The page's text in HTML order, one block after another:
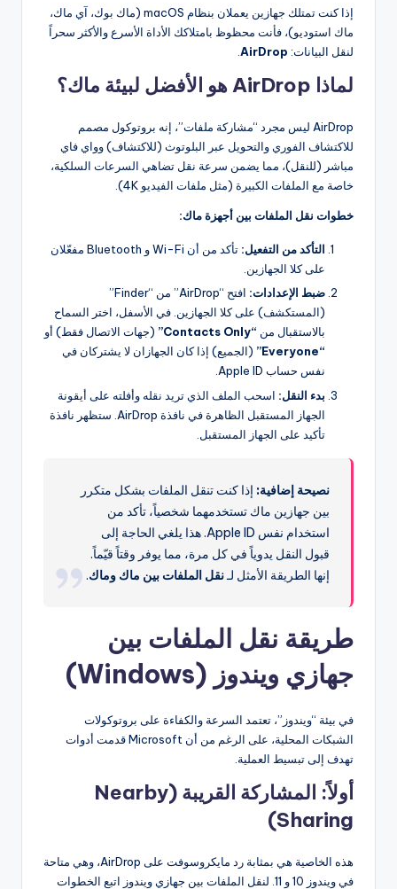
إذا كنت تمتلك جهازين يعملان بنظام macOS (ماك بوك، آي ماك،
ماك استوديو)، فأنت محظوظ بامتلاكك الأداة الأسرع والأكثر سحراً
لنقل البيانات: AirDrop
.
لماذا AirDrop هو الأفضل لبيئة ماك؟
AirDrop ليس مجرد “مشاركة ملفات”، إنه بروتوكول مصمم
للاكتشاف الفوري والتحويل عبر البلوتوث (للاكتشاف) وواي فاي
مباشر (للنقل)، مما يضمن سرعة نقل تضاهي السرعات السلكية،
خاصة مع الملفات الكبيرة (مثل ملفات الفيديو 4K).
خطوات نقل الملفات بين أجهزة ماك:
التأكد من التفعيل:
تأكد من أن Wi-Fi و Bluetooth مفعّلان
على كلا الجهازين.
ضبط الإعدادات:
افتح “AirDrop” من “Finder”
(المستكشف) على كلا الجهازين. في الأسفل، اختر السماح
بالاستقبال من “Contacts Only”
(جهات الاتصال فقط) أو
“Everyone”
(الجميع) إذا كان الجهازان لا يشتركان في
نفس حساب Apple ID.
بدء النقل: اسحب الملف الذي تريد نقله وأفلته على أيقونة
الجهاز المستقبل الظاهرة في نافذة AirDrop. ستظهر نافذة
تأكيد على الجهاز المستقبل.
نصيحة إضافية: إذا كنت تنقل الملفات بشكل متكرر
بين جهازين ماك تستخدمهما شخصياً، تأكد من
استخدام نفس Apple ID. هذا يلغي الحاجة إلى
قبول النقل يدوياً في كل مرة، مما يوفر وقتاً قيّماً.
إنها الطريقة الأمثل لـنقل الملفات بين ماك وماك.
طريقة نقل الملفات بين
جهازي ويندوز (Windows)
في بيئة “ويندوز”، تعتمد السرعة والكفاءة على بروتوكولات
الشبكات المحلية، على الرغم من أن Microsoft قدمت أدوات
تهدف إلى تبسيط العملية.
أولاً: المشاركة القريبة (Nearby
Sharing)
هذه الخاصية هي بمثابة رد مايكروسوفت على AirDrop، وهي متاحة
في ويندوز 10 و 11. لنقل الملفات بين جهازي ويندوز اتبع الخطوات